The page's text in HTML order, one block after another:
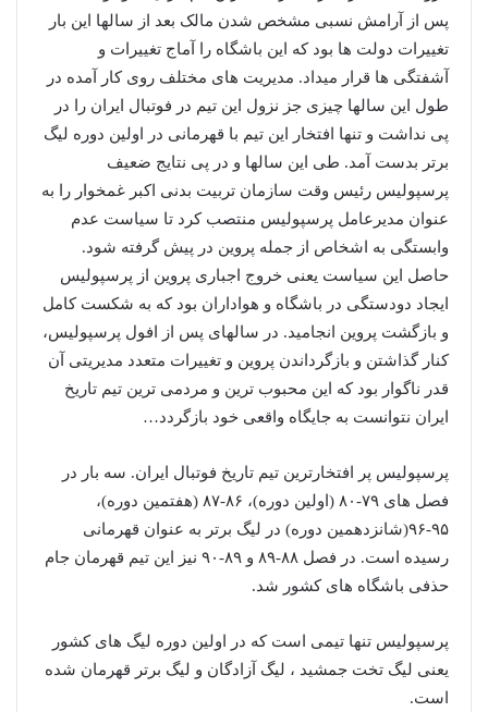
پس از آرامش نسبی مشخص شدن مالک بعد از سالها این بار
تغییرات دولت ها بود که این باشگاه را آماج تغییرات و
آشفتگی ها قرار میداد. مدیریت های مختلف روی کار آمده در
طول این سالها چیزی جز نزول این تیم در فوتبال ایران را در
پی نداشت و تنها افتخار این تیم با قهرمانی در اولین دوره لیگ
برتر بدست آمد. طی این سالها و در پی نتایج ضعیف
پرسپولیس رئیس وقت سازمان تربیت بدنی اکبر غمخوار را به
عنوان مدیرعامل پرسپولیس منتصب کرد تا سیاست عدم
وابستگی به اشخاص از جمله پروین در پیش گرفته شود.
حاصل این سیاست یعنی خروج اجباری پروین از پرسپولیس
ایجاد دودستگی در باشگاه و هواداران بود که به شکست کامل
و بازگشت پروین انجامید. در سالهای پس از افول پرسپولیس،
کنار گذاشتن و بازگرداندن پروین و تغییرات متعدد مدیریتی آن
قدر ناگوار بود که این محبوب ترین و مردمی ترین تیم تاریخ
ایران نتوانست به جایگاه واقعی خود بازگردد…
پرسپولیس پر افتخارترین تیم تاریخ فوتبال ایران. سه بار در
فصل های ۷۹-۸۰ (اولین دوره)، ۸۶-۸۷ (هفتمین دوره)،
۹۵-۹۶(شانزدهمین دوره) در لیگ برتر به عنوان قهرمانی
رسیده است. در فصل ۸۸-۸۹ و ۸۹-۹۰ نیز این تیم قهرمان جام
حذفی باشگاه های کشور شد.
پرسپولیس تنها تیمی است که در اولین دوره لیگ های کشور
یعنی لیگ تخت جمشید ، لیگ آزادگان و لیگ برتر قهرمان شده
است.